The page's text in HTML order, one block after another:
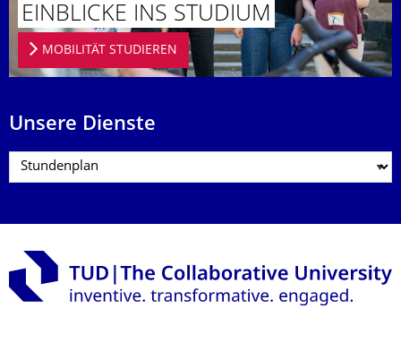
EINBLICKE INS STUDIUM
MOBILITÄT STUDIEREN
Unsere Dienste